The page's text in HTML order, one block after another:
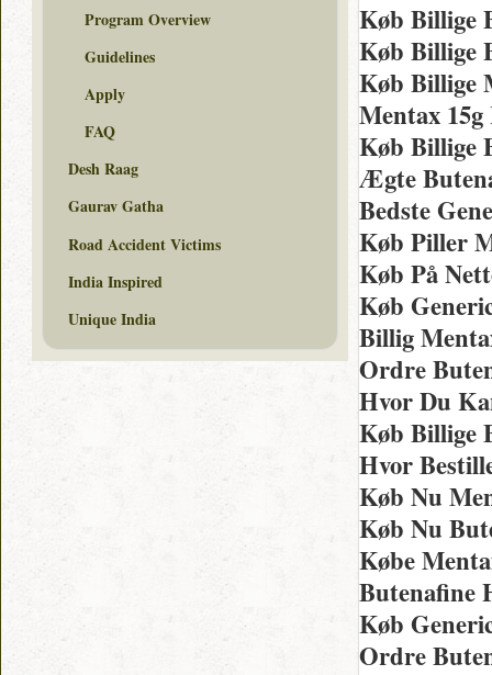
Køb Billige
Køb Billige
Køb Billige
Mentax
Køb Billige
Ægte
Bedste
Køb Piller
Køb På
Køb
Billig
Ordre
Hvor Du
Køb Billige
Hvor
Køb Nu
Køb Nu
Købe
Butenafine
Køb
Ordre
Program Overview
Guidelines
Apply
FAQ
Desh Raag
Gaurav Gatha
Road Accident Victims
India Inspired
Unique India